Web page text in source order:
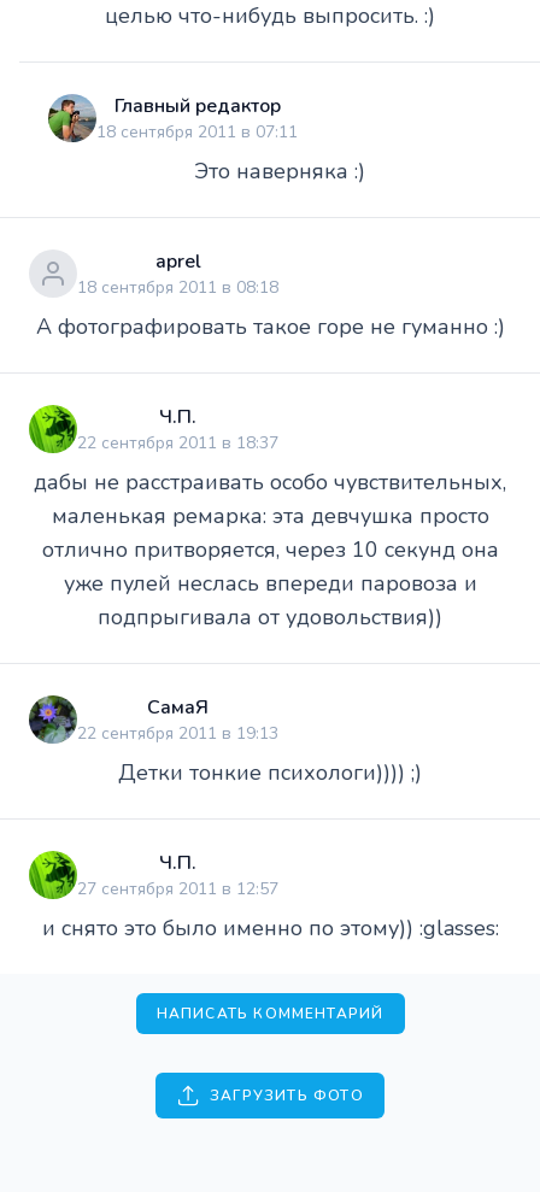
целью что-нибудь выпросить. :)
Главный редактор
18 сентября 2011 в 07:11
Это наверняка :)
aprel
18 сентября 2011 в 08:18
А фотографировать такое горе не гуманно :)
Ч.П.
22 сентября 2011 в 18:37
дабы не расстраивать особо чувствительных,
маленькая ремарка: эта девчушка просто
отлично притворяется, через 10 секунд она
уже пулей неслась впереди паровоза и
подпрыгивала от удовольствия))
СамаЯ
22 сентября 2011 в 19:13
Детки тонкие психологи)))) ;)
Ч.П.
27 сентября 2011 в 12:57
и снято это было именно по этому)) :glasses:
НАПИСАТЬ КОММЕНТАРИЙ
ЗАГРУЗИТЬ ФОТО